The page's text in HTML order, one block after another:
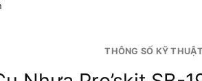
THÔNG SỐ KỸ THUẬT